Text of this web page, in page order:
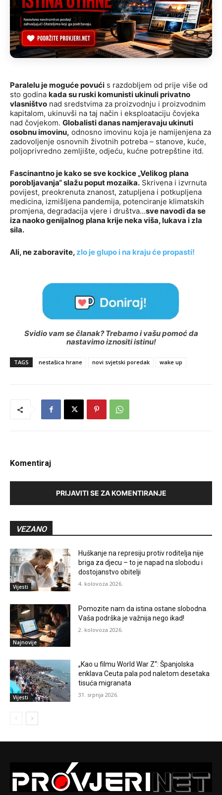
Paralelu je moguće povući s razdobljem od prije više od
sto godina kada su ruski komunisti ukinuli privatno
vlasništvo nad sredstvima za proizvodnju i proizvodnim
kapitalom, ukinuvši na taj način i eksploataciju čovjeka
nad čovjekom. Globalisti danas namjeravaju ukinuti
osobnu imovinu, odnosno imovinu koja je namijenjena za
zadovoljenje osnovnih životnih potreba – stanove, kuće,
poljoprivredno zemljište, odjeću, kućne potrepštine itd.
Fascinantno je kako se sve kockice „Velikog plana
porobljavanja“ slažu poput mozaika. Skrivena i izvrnuta
povijest, preokrenuta znanost, zatupljena i potkupljena
medicina, izmišljena pandemija, potenciranje klimatskih
promjena, degradacija vjere i društva…sve navodi da se
iza naoko genijalnog plana krije neka viša, lukava i zla
sila.
Ali, ne zaboravite,zlo je glupo i na kraju će propasti!
Svidio vam se članak? Trebamo i vašu pomoć da
nastavimo iznositi istinu!
TAGS nestašica hrane novi svjetski poredak wake up
Komentiraj
PRIJAVITI SE ZA KOMENTIRANJE
VEZANO
Vijesti
Huškanje na represiju protiv roditelja nije
briga za djecu – to je napad na slobodu i
dostojanstvo obitelji
4. kolovoza 2026.
Najnovije
Pomozite nam da istina ostane slobodna.
Vaša podrška je važnija nego ikad!
2. kolovoza 2026.
Vijesti
„Kao u filmu World War Z“: Španjolska
enklava Ceuta pala pod naletom desetaka
tisuća migranata
31. srpnja 2026.